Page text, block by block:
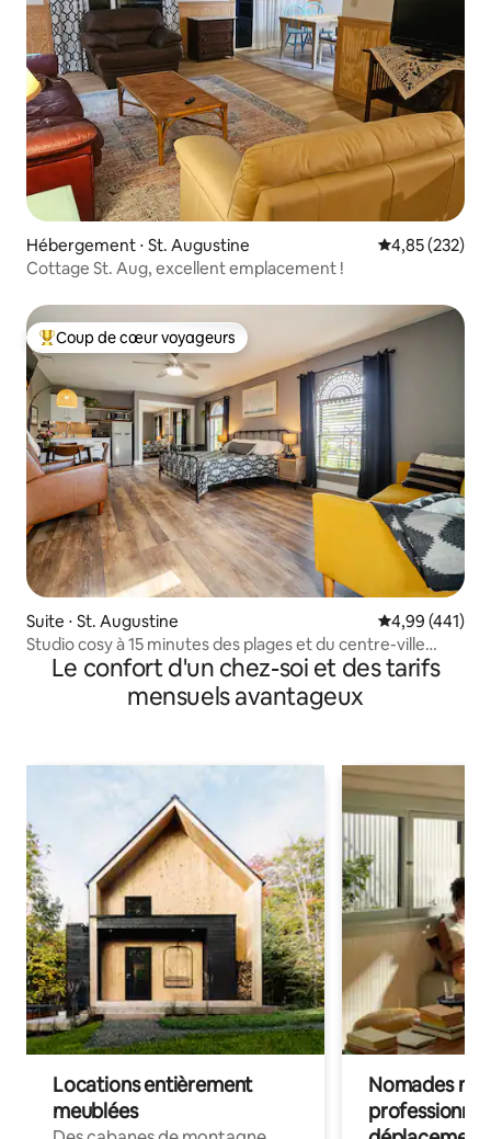
Hébergement ⋅ St. Augustine Évaluation
4,85 (232)
Cottage St. Aug, excellent emplacement !
Coups de cœur voyageurs les plus appréciés
Coup de cœur voyageurs
Suite ⋅ St. Augustine Évaluation
4,99 (441)
Studio cosy à 15 minutes des plages et du centre-ville
historique
Le confort d'un chez-soi et des tarifs
mensuels avantageux
Locations entièrement
meublées
Nomades